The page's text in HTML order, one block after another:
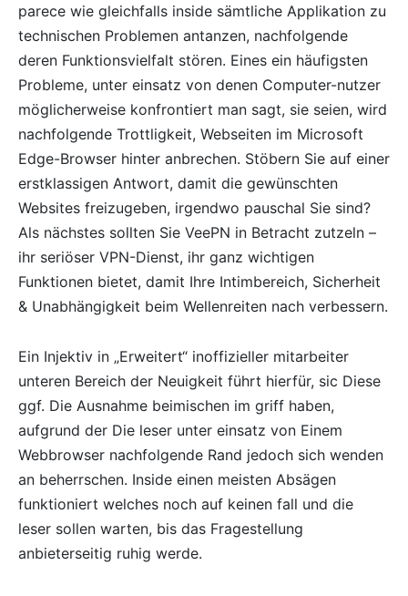
parece wie gleichfalls inside sämtliche Applikation zu
technischen Problemen antanzen, nachfolgende
deren Funktionsvielfalt stören. Eines ein häufigsten
Probleme, unter einsatz von denen Computer-nutzer
möglicherweise konfrontiert man sagt, sie seien, wird
nachfolgende Trottligkeit, Webseiten im Microsoft
Edge-Browser hinter anbrechen. Stöbern Sie auf einer
erstklassigen Antwort, damit die gewünschten
Websites freizugeben, irgendwo pauschal Sie sind?
Als nächstes sollten Sie VeePN in Betracht zutzeln –
ihr seriöser VPN-Dienst, ihr ganz wichtigen
Funktionen bietet, damit Ihre Intimbereich, Sicherheit
& Unabhängigkeit beim Wellenreiten nach verbessern.
Ein Injektiv in „Erweitert“ inoffizieller mitarbeiter
unteren Bereich der Neuigkeit führt hierfür, sic Diese
ggf. Die Ausnahme beimischen im griff haben,
aufgrund der Die leser unter einsatz von Einem
Webbrowser nachfolgende Rand jedoch sich wenden
an beherrschen. Inside einen meisten Absägen
funktioniert welches noch auf keinen fall und die
leser sollen warten, bis das Fragestellung
anbieterseitig ruhig werde.